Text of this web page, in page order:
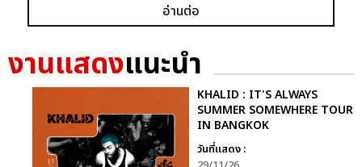
อ่านต่อ
งานแสดงแนะนำ
KHALID : IT'S ALWAYS
SUMMER SOMEWHERE TOUR
IN BANGKOK
วันที่แสดง :